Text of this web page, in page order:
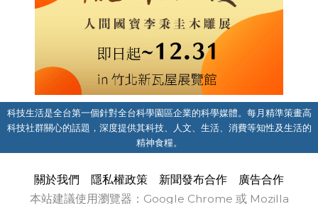
科技生活是全台第一個針對全台科學園區企業的科學媒體。每月精準策畫高
科技社群關心的話題，深度提供其科技、人文、生活、消費等知性及生活的
精神食糧。
關於我們 隱私權政策 新聞發布合作
廣告合作
本站建議使用瀏覽器：Google Chrome 或 Mozilla